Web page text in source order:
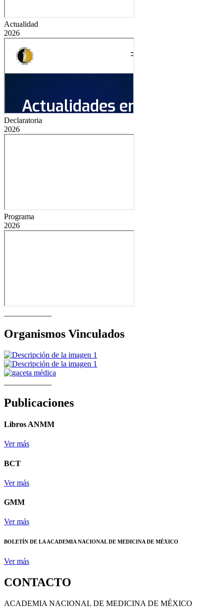
Actualidad
2026
Declaratoria
2026
Programa
2026
Organismos Vinculados
Publicaciones
Libros ANMM
Ver más
BCT
Ver más
GMM
Ver más
BOLETÍN DE LA ACADEMIA NACIONAL DE MEDICINA DE MÉXICO
Ver más
CONTACTO
ACADEMIA NACIONAL DE MEDICINA DE MÉXICO